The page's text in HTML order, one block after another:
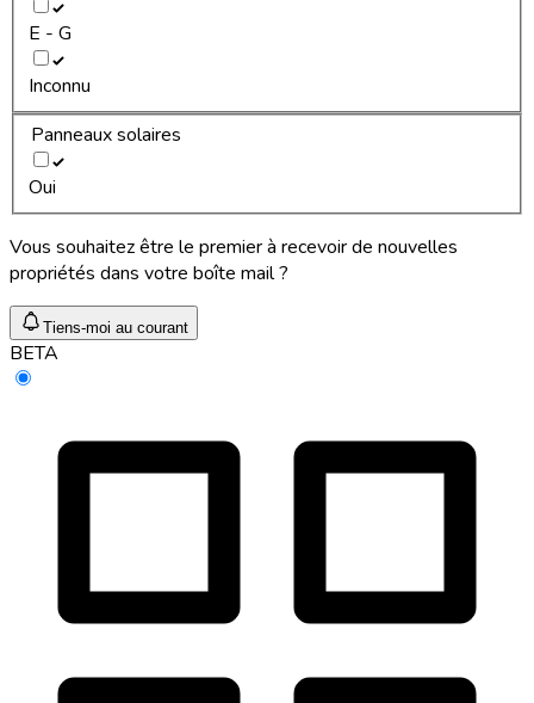
E - G
Inconnu
Panneaux solaires
Oui
Vous souhaitez être le premier à recevoir de nouvelles
propriétés dans votre boîte mail ?
Tiens-moi au courant
BETA